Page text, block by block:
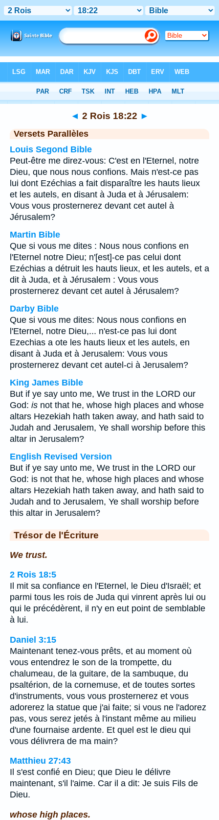
Chapitre 18> Verset 22
◄ 2 Rois 18:22 ►
Versets Parallèles
Louis Segond Bible
Peut-être me direz-vous: C'est en l'Eternel, notre
Dieu, que nous nous confions. Mais n'est-ce pas
lui dont Ezéchias a fait disparaître les hauts lieux
et les autels, en disant à Juda et à Jérusalem:
Vous vous prosternerez devant cet autel à
Jérusalem?
Martin Bible
Que si vous me dites : Nous nous confions en
l'Eternel notre Dieu; n'[est]-ce pas celui dont
Ezéchias a détruit les hauts lieux, et les autels, et a
dit à Juda, et à Jérusalem : Vous vous
prosternerez devant cet autel à Jérusalem?
Darby Bible
Que si vous me dites: Nous nous confions en
l'Eternel, notre Dieu,... n'est-ce pas lui dont
Ezechias a ote les hauts lieux et les autels, en
disant à Juda et à Jerusalem: Vous vous
prosternerez devant cet autel-ci à Jerusalem?
King James Bible
But if ye say unto me, We trust in the LORD our
God: is not that he, whose high places and whose
altars Hezekiah hath taken away, and hath said to
Judah and Jerusalem, Ye shall worship before this
altar in Jerusalem?
English Revised Version
But if ye say unto me, We trust in the LORD our
God: is not that he, whose high places and whose
altars Hezekiah hath taken away, and hath said to
Judah and to Jerusalem, Ye shall worship before
this altar in Jerusalem?
Trésor de l'Écriture
We trust.
2 Rois 18:5
Il mit sa confiance en l'Eternel, le Dieu d'Israël; et
parmi tous les rois de Juda qui vinrent après lui ou
qui le précédèrent, il n'y en eut point de semblable
à lui.
Daniel 3:15
Maintenant tenez-vous prêts, et au moment où
vous entendrez le son de la trompette, du
chalumeau, de la guitare, de la sambuque, du
psaltérion, de la cornemuse, et de toutes sortes
d'instruments, vous vous prosternerez et vous
adorerez la statue que j'ai faite; si vous ne l'adorez
pas, vous serez jetés à l'instant même au milieu
d'une fournaise ardente. Et quel est le dieu qui
vous délivrera de ma main?
Matthieu 27:43
Il s'est confié en Dieu; que Dieu le délivre
maintenant, s'il l'aime. Car il a dit: Je suis Fils de
Dieu.
whose high places.